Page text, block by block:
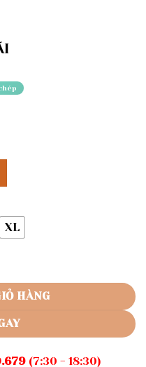
XL
tay dài số lượng
HÀNG
(7:30 - 18:30)